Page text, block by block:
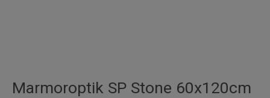
Marmoroptik SP Stone 60x120cm